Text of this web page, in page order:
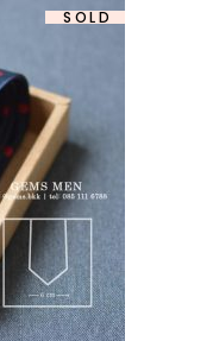
-37%
SOLD